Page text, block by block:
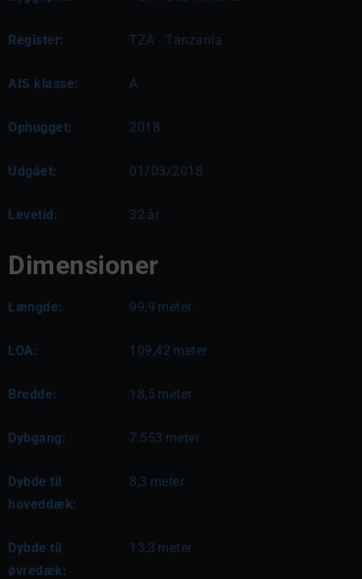
Register: TZA - Tanzania
AIS klasse: A
Ophugget: 2018
Udgået: 01/03/2018
Levetid: 32 år
Dimensioner
Længde: 99,9 meter
LOA: 109,42 meter
Bredde: 18,5 meter
Dybgang: 7,553 meter
Dybde til
hoveddæk:
8,3 meter
Dybde til
øvredæk:
13,3 meter